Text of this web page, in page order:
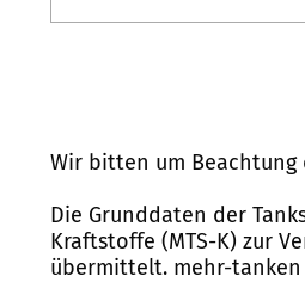
Wir bitten um Beachtung
Die Grunddaten der
Kraftstoffe (MTS-K) zur
übermittelt. mehr-